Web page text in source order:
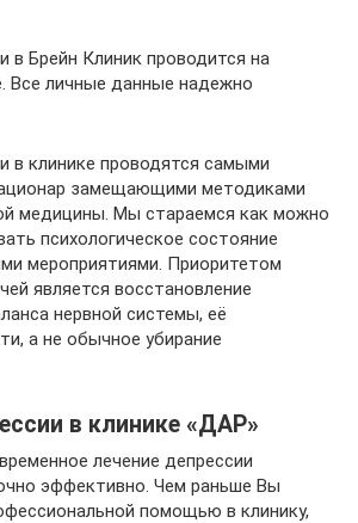
в Брейн Клиник проводится на
Все личные данные надежно
в клинике проводятся самыми
замещающими методиками
медицины. Мы стараемся как можно
психологическое состояние
мероприятиями. Приоритетом
является восстановление
нервной системы, её
а не обычное убирание
в клинике «ДАР»
лечение депрессии
эффективно. Чем раньше Вы
помощью в клинику,